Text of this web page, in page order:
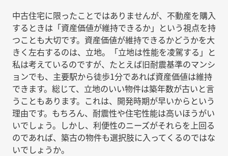
中古住宅に限ったことではありませんが、不動産を購入
するときは「資産価値が維持できるか」という視点を持
つことも大切です。資産価値が維持できるかどうかを大
きく左右するのは、立地。「立地は性能を凌駕する」と
私は考えているのですが、たとえば旧耐震基準のマンシ
ョンでも、主要駅から徒歩1分であれば資産価値は維持
できます。総じて、立地のいい物件は築年数が古いと言
うこともあります。これは、開発時期が早いからという
理由です。もちろん、耐震性や住宅性能は高いほうがい
いでしょう。しかし、利便性のニーズがそれらを上回る
のであれば、築古の物件も選択肢に入ってくるのではな
いでしょうか。